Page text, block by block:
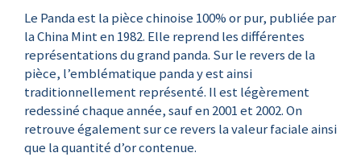
Le Panda est la pièce chinoise 100% or pur, publiée par
la China Mint en 1982. Elle reprend les différentes
représentations du grand panda. Sur le revers de la
pièce, l’emblématique panda y est ainsi
traditionnellement représenté. Il est légèrement
redessiné chaque année, sauf en 2001 et 2002. On
retrouve également sur ce revers la valeur faciale ainsi
que la quantité d’or contenue.